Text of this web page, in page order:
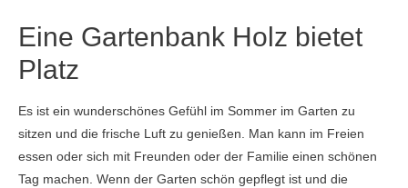
Eine Gartenbank Holz bietet
Platz
Es ist ein wunderschönes Gefühl im Sommer im Garten zu
sitzen und die frische Luft zu genießen. Man kann im Freien
essen oder sich mit Freunden oder der Familie einen schönen
Tag machen. Wenn der Garten schön gepflegt ist und die